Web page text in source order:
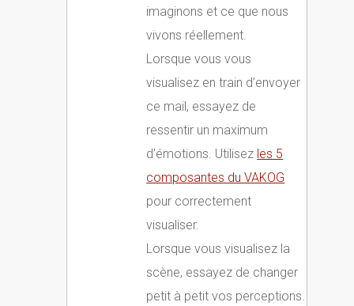
imaginons et ce que nous
vivons réellement.
Lorsque vous vous
visualisez en train d’envoyer
ce mail, essayez de
ressentir un maximum
d’émotions. Utilisez les 5
composantes du VAKOG
pour correctement
visualiser.
Lorsque vous visualisez la
scène, essayez de changer
petit à petit vos perceptions.